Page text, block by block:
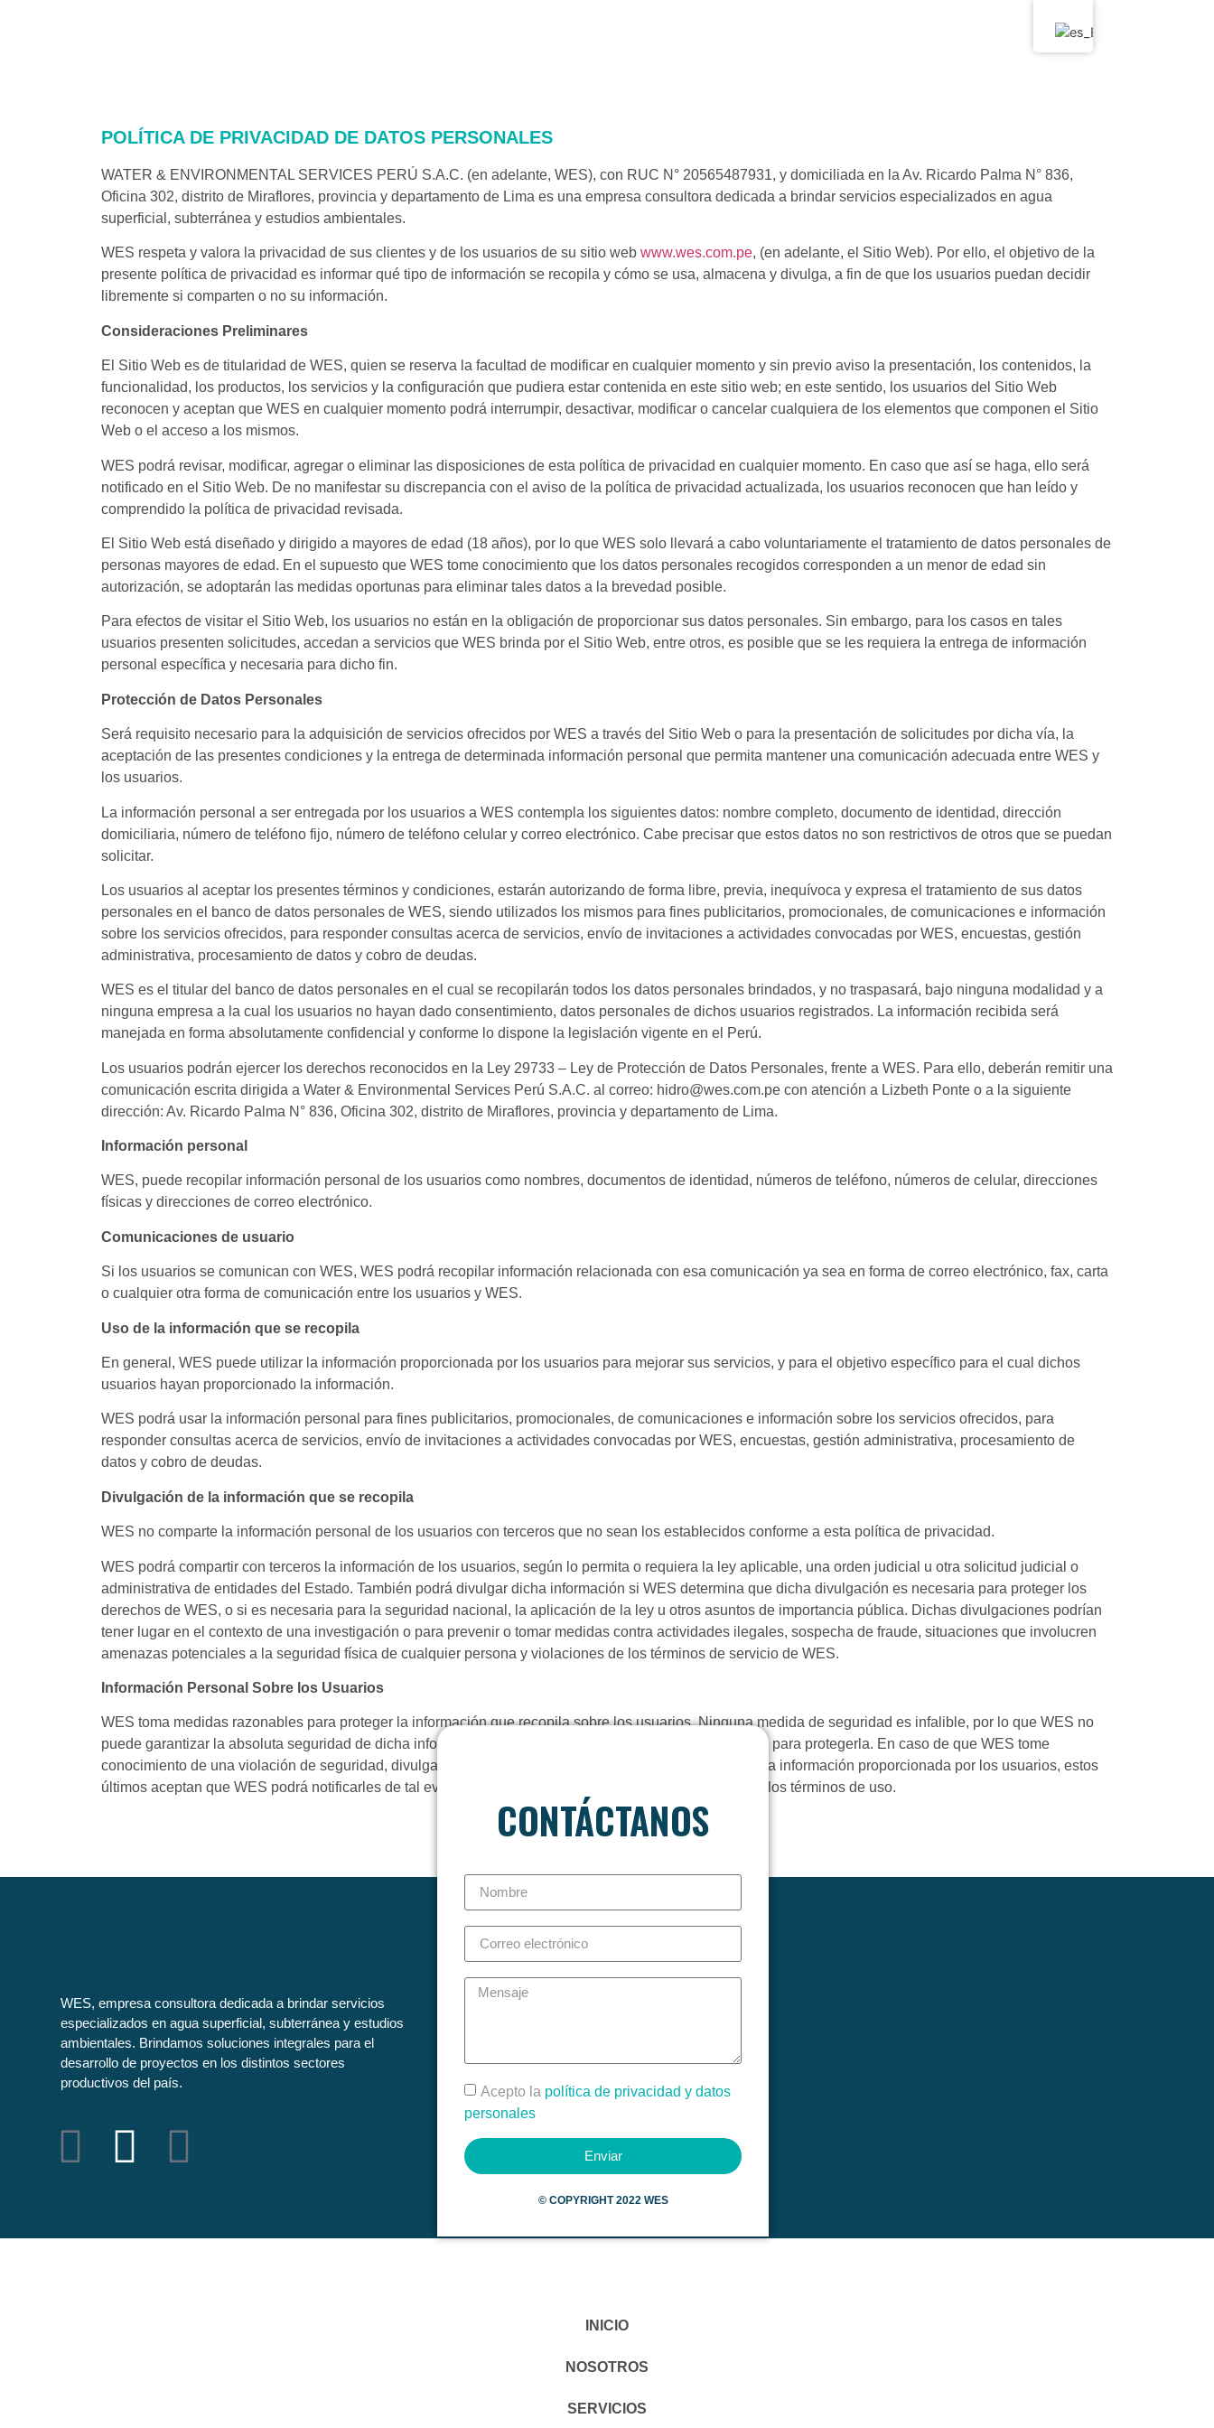
POLÍTICA DE PRIVACIDAD DE DATOS PERSONALES
WATER & ENVIRONMENTAL SERVICES PERÚ S.A.C. (en adelante, WES), con RUC N° 20565487931, y domiciliada en la Av. Ricardo Palma N° 836,
Oficina 302, distrito de Miraflores, provincia y departamento de Lima es una empresa consultora dedicada a brindar servicios especializados en agua
superficial, subterránea y estudios ambientales.
WES respeta y valora la privacidad de sus clientes y de los usuarios de su sitio web www.wes.com.pe, (en adelante, el Sitio Web). Por ello, el objetivo de la
presente política de privacidad es informar qué tipo de información se recopila y cómo se usa, almacena y divulga, a fin de que los usuarios puedan decidir
libremente si comparten o no su información.
Consideraciones Preliminares
El Sitio Web es de titularidad de WES, quien se reserva la facultad de modificar en cualquier momento y sin previo aviso la presentación, los contenidos, la
funcionalidad, los productos, los servicios y la configuración que pudiera estar contenida en este sitio web; en este sentido, los usuarios del Sitio Web
reconocen y aceptan que WES en cualquier momento podrá interrumpir, desactivar, modificar o cancelar cualquiera de los elementos que componen el Sitio
Web o el acceso a los mismos.
WES podrá revisar, modificar, agregar o eliminar las disposiciones de esta política de privacidad en cualquier momento. En caso que así se haga, ello será
notificado en el Sitio Web. De no manifestar su discrepancia con el aviso de la política de privacidad actualizada, los usuarios reconocen que han leído y
comprendido la política de privacidad revisada.
El Sitio Web está diseñado y dirigido a mayores de edad (18 años), por lo que WES solo llevará a cabo voluntariamente el tratamiento de datos personales de
personas mayores de edad. En el supuesto que WES tome conocimiento que los datos personales recogidos corresponden a un menor de edad sin
autorización, se adoptarán las medidas oportunas para eliminar tales datos a la brevedad posible.
Para efectos de visitar el Sitio Web, los usuarios no están en la obligación de proporcionar sus datos personales. Sin embargo, para los casos en tales
usuarios presenten solicitudes, accedan a servicios que WES brinda por el Sitio Web, entre otros, es posible que se les requiera la entrega de información
personal específica y necesaria para dicho fin.
Protección de Datos Personales
Será requisito necesario para la adquisición de servicios ofrecidos por WES a través del Sitio Web o para la presentación de solicitudes por dicha vía, la
aceptación de las presentes condiciones y la entrega de determinada información personal que permita mantener una comunicación adecuada entre WES y
los usuarios.
La información personal a ser entregada por los usuarios a WES contempla los siguientes datos: nombre completo, documento de identidad, dirección
domiciliaria, número de teléfono fijo, número de teléfono celular y correo electrónico. Cabe precisar que estos datos no son restrictivos de otros que se puedan
solicitar.
Los usuarios al aceptar los presentes términos y condiciones, estarán autorizando de forma libre, previa, inequívoca y expresa el tratamiento de sus datos
personales en el banco de datos personales de WES, siendo utilizados los mismos para fines publicitarios, promocionales, de comunicaciones e información
sobre los servicios ofrecidos, para responder consultas acerca de servicios, envío de invitaciones a actividades convocadas por WES, encuestas, gestión
administrativa, procesamiento de datos y cobro de deudas.
WES es el titular del banco de datos personales en el cual se recopilarán todos los datos personales brindados, y no traspasará, bajo ninguna modalidad y a
ninguna empresa a la cual los usuarios no hayan dado consentimiento, datos personales de dichos usuarios registrados. La información recibida será
manejada en forma absolutamente confidencial y conforme lo dispone la legislación vigente en el Perú.
Los usuarios podrán ejercer los derechos reconocidos en la Ley 29733 – Ley de Protección de Datos Personales, frente a WES. Para ello, deberán remitir una
comunicación escrita dirigida a Water & Environmental Services Perú S.A.C. al correo: hidro@wes.com.pe con atención a Lizbeth Ponte o a la siguiente
dirección: Av. Ricardo Palma N° 836, Oficina 302, distrito de Miraflores, provincia y departamento de Lima.
Información personal
WES, puede recopilar información personal de los usuarios como nombres, documentos de identidad, números de teléfono, números de celular, direcciones
físicas y direcciones de correo electrónico.
Comunicaciones de usuario
Si los usuarios se comunican con WES, WES podrá recopilar información relacionada con esa comunicación ya sea en forma de correo electrónico, fax, carta
o cualquier otra forma de comunicación entre los usuarios y WES.
Uso de la información que se recopila
En general, WES puede utilizar la información proporcionada por los usuarios para mejorar sus servicios, y para el objetivo específico para el cual dichos
usuarios hayan proporcionado la información.
WES podrá usar la información personal para fines publicitarios, promocionales, de comunicaciones e información sobre los servicios ofrecidos, para
responder consultas acerca de servicios, envío de invitaciones a actividades convocadas por WES, encuestas, gestión administrativa, procesamiento de
datos y cobro de deudas.
Divulgación de la información que se recopila
WES no comparte la información personal de los usuarios con terceros que no sean los establecidos conforme a esta política de privacidad.
WES podrá compartir con terceros la información de los usuarios, según lo permita o requiera la ley aplicable, una orden judicial u otra solicitud judicial o
administrativa de entidades del Estado. También podrá divulgar dicha información si WES determina que dicha divulgación es necesaria para proteger los
derechos de WES, o si es necesaria para la seguridad nacional, la aplicación de la ley u otros asuntos de importancia pública. Dichas divulgaciones podrían
tener lugar en el contexto de una investigación o para prevenir o tomar medidas contra actividades ilegales, sospecha de fraude, situaciones que involucren
amenazas potenciales a la seguridad física de cualquier persona y violaciones de los términos de servicio de WES.
Información Personal Sobre los Usuarios
WES toma medidas razonables para proteger la información que recopila sobre los usuarios. Ninguna medida de seguridad es infalible, por lo que WES no
puede garantizar la absoluta seguridad de dicha información a pesar de adoptar las medidas razonables para protegerla. En caso de que WES tome
conocimiento de una violación de seguridad, divulgación no autorizada o divulgación inadvertida sobre la información proporcionada por los usuarios, estos
últimos aceptan que WES podrá notificarles de tal evento utilizando las disposiciones de notificación de los términos de uso.
WES, empresa consultora dedicada a brindar servicios
especializados en agua superficial, subterránea y estudios
ambientales. Brindamos soluciones integrales para el
desarrollo de proyectos en los distintos sectores
productivos del país.
CONTÁCTANOS
Acepto la política de privacidad y datos
personales
Enviar
© COPYRIGHT 2022 WES
INICIO
NOSOTROS
SERVICIOS